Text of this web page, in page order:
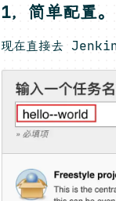
1，简单配置。
现在直接去